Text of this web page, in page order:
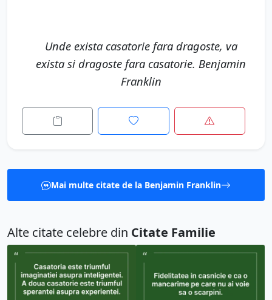
Unde exista casatorie fara dragoste, va
exista si dragoste fara casatorie. Benjamin
Franklin
Mai multe citate de la Benjamin Franklin
Alte citate celebre din Citate Familie